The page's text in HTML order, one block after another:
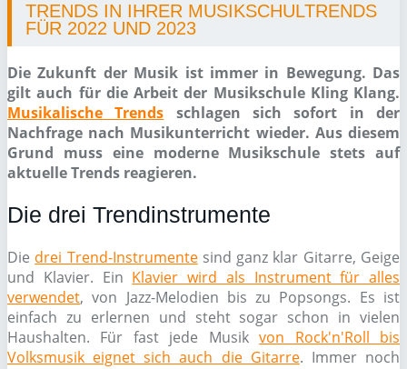
TRENDS IN IHRER MUSIKSCHULTRENDS
FÜR 2022 UND 2023
Die Zukunft der Musik ist immer in Bewegung. Das
gilt auch für die Arbeit der Musikschule Kling Klang.
Musikalische Trends schlagen sich sofort in der
Nachfrage nach Musikunterricht wieder. Aus diesem
Grund muss eine moderne Musikschule stets auf
aktuelle Trends reagieren.
Die drei Trendinstrumente
Die drei Trend-Instrumentesind ganz klar Gitarre, Geige
und Klavier. Ein Klavier wird als Instrument für alles
verwendet, von Jazz-Melodien bis zu Popsongs. Es ist
einfach zu erlernen und steht sogar schon in vielen
Haushalten. Für fast jede Musikvon Rock'n'Roll bis
Volksmusik eignet sich auch die Gitarre. Immer noch